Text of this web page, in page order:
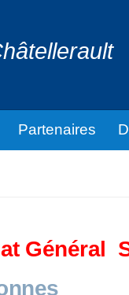
Partenaires
Général